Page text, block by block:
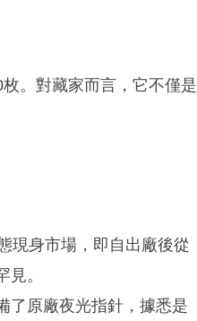
。對藏家而言，它不僅是
現身市場，即自出廠後從
。
了原廠夜光指針，據悉是